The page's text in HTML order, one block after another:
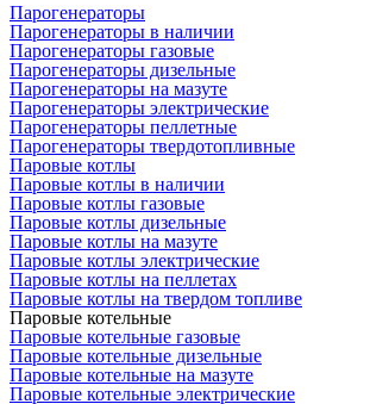
Парогенераторы
Парогенераторы в наличии
Парогенераторы газовые
Парогенераторы дизельные
Парогенераторы на мазуте
Парогенераторы электрические
Парогенераторы пеллетные
Парогенераторы твердотопливные
Паровые котлы
Паровые котлы в наличии
Паровые котлы газовые
Паровые котлы дизельные
Паровые котлы на мазуте
Паровые котлы электрические
Паровые котлы на пеллетах
Паровые котлы на твердом топливе
Паровые котельные
Паровые котельные газовые
Паровые котельные дизельные
Паровые котельные на мазуте
Паровые котельные электрические